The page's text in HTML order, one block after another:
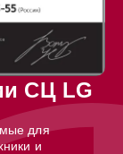
СЦ LG
для
и